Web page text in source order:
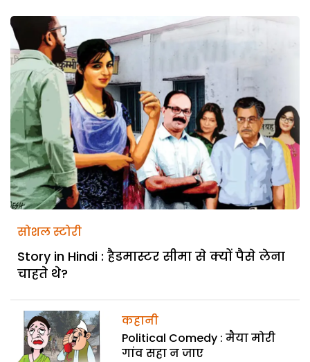
सोशल स्टोरी
Story in Hindi : हैडमास्टर सीमा से क्यों पैसे लेना
चाहते थे?
कहानी
Political Comedy : मैया मोरी
गांव सहा न जाए